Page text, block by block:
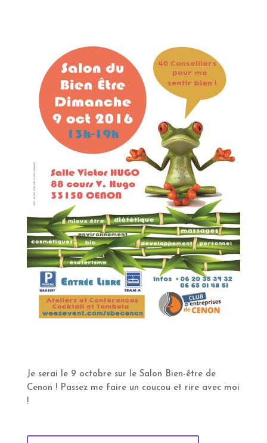
Je serai le 9 octobre sur le Salon Bien-être de
Cenon ! Passez me faire un coucou et rire avec moi
!